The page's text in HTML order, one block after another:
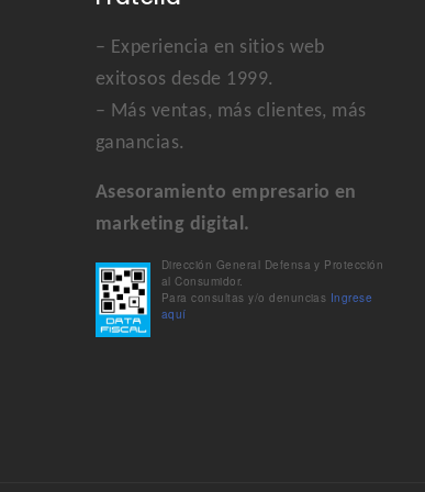
– Experiencia en sitios web
exitosos desde 1999.
– Más ventas, más clientes, más
ganancias.
Asesoramiento empresario en
marketing digital.
Dirección General Defensa y Protección
al Consumidor.
Para consultas y/o denuncias Ingrese
aquí